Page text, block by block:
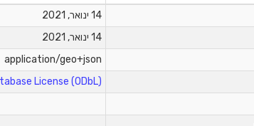
14 ינואר, 2021
14 ינואר, 2021
application/geo+json
License (ODbL)